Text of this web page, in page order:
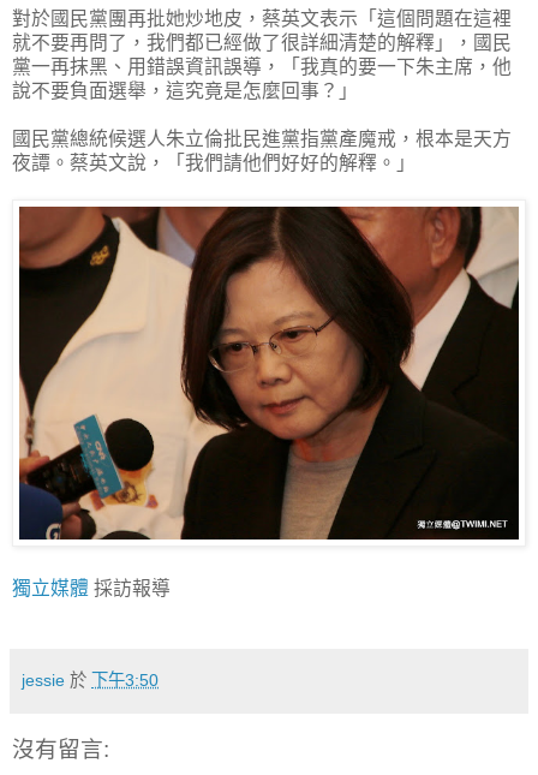
對於國民黨團再批她炒地皮，蔡英文表示「這個問題在這裡
就不要再問了，我們都已經做了很詳細清楚的解釋」，國民
黨一再抹黑、用錯誤資訊誤導，「我真的要一下朱主席，他
說不要負面選舉，這究竟是怎麼回事？」
國民黨總統候選人朱立倫批民進黨指黨產魔戒，根本是天方
夜譚。蔡英文說，「我們請他們好好的解釋。」
獨立媒體 採訪報導
jessie 於 下午3:50
沒有留言: